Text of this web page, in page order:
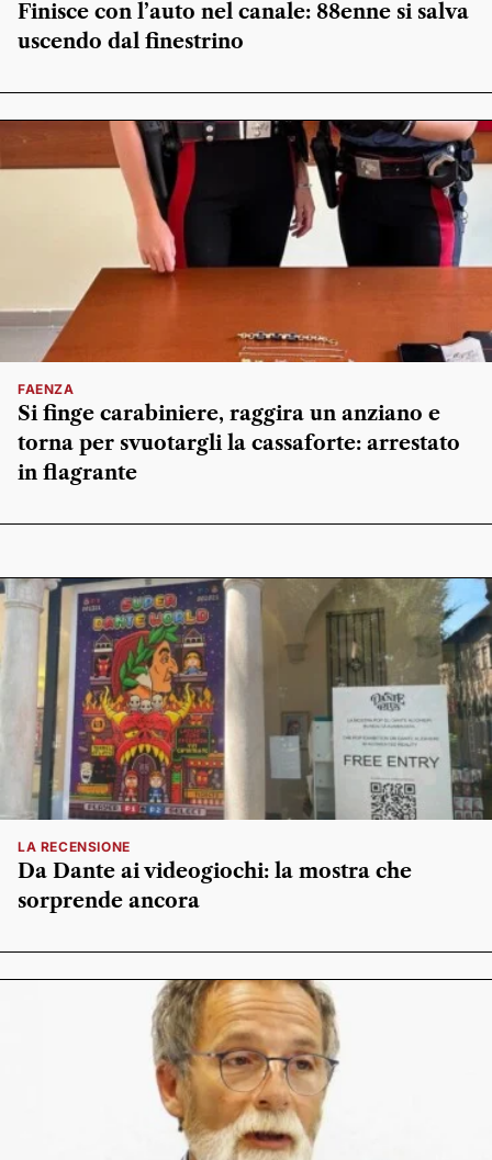
Finisce con l’auto nel canale: 88enne si salva
uscendo dal finestrino
FAENZA
Si finge carabiniere, raggira un anziano e
torna per svuotargli la cassaforte: arrestato
in flagrante
LA RECENSIONE
Da Dante ai videogiochi: la mostra che
sorprende ancora